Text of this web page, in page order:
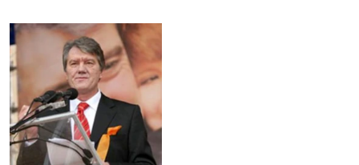
СВІТ
КИТАЙ.ВИКЛИКИ
МУЛЬТИМЕДІА
ФОТО
СПЕЦПРОЄКТИ
ПОДКАСТИ